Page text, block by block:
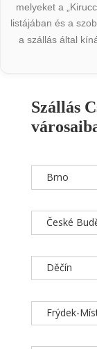
melyeket a
listájában és a
a szállás által
Szállás
Brno
České
Děčín
Frýdek-